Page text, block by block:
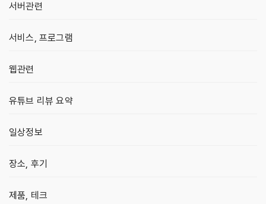
서버관련
서비스, 프로그램
웹관련
유튜브 리뷰 요약
일상정보
장소, 후기
제품, 테크